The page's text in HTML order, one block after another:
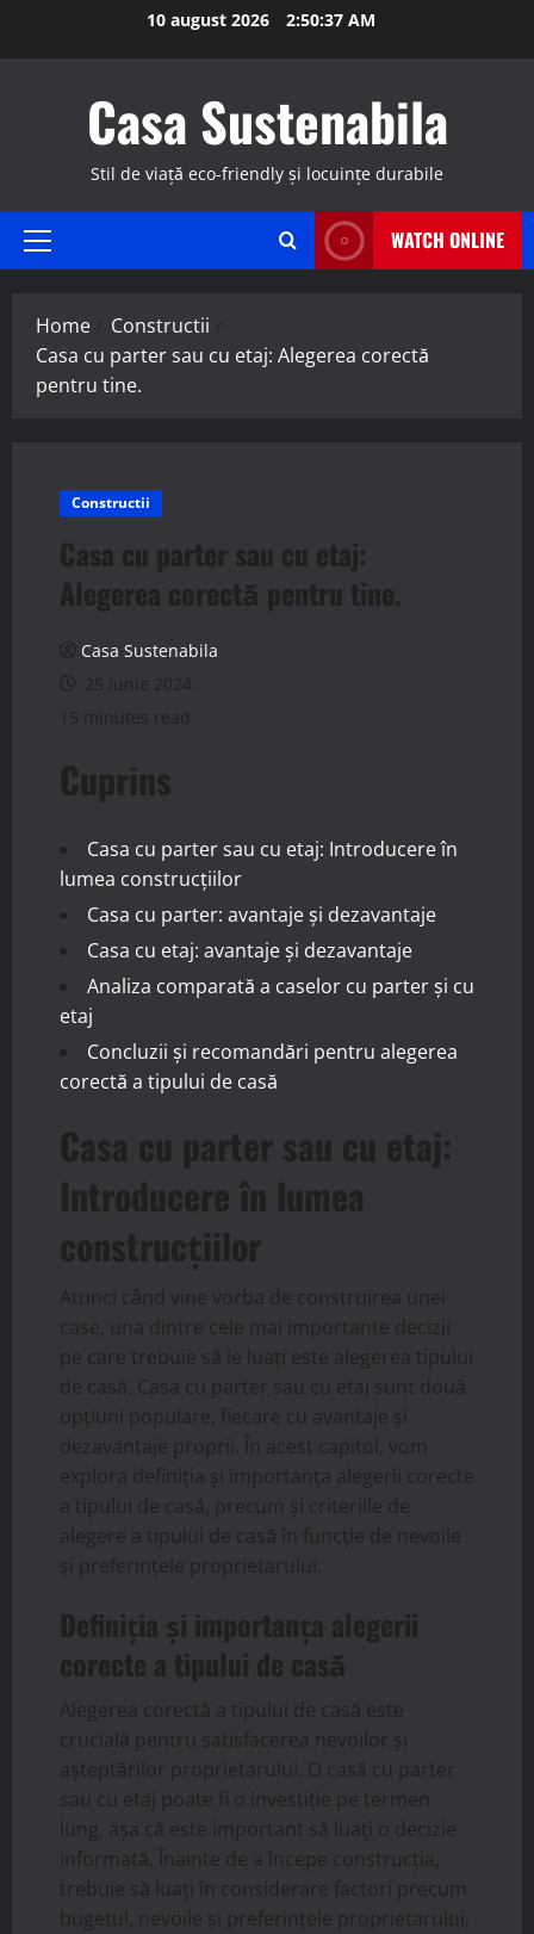
10 august 2026 2:50:38 AM
Casa Sustenabila
Stil de viață eco-friendly și locuințe durabile
Primary
WATCH ONLINE
Home
Constructii
Casa cu parter sau cu etaj: Alegerea corectă
pentru tine.
Constructii
Casa cu parter sau cu etaj:
Alegerea corectă pentru tine.
Casa Sustenabila
25 iunie 2024
15 minutes read
Cuprins
Casa cu parter sau cu etaj: Introducere în
lumea construcțiilor
Casa cu parter: avantaje și dezavantaje
Casa cu etaj: avantaje și dezavantaje
Analiza comparată a caselor cu parter și cu
etaj
Concluzii și recomandări pentru alegerea
corectă a tipului de casă
Casa cu parter sau cu etaj:
Introducere în lumea
construcțiilor
Atunci când vine vorba de construirea unei
case, una dintre cele mai importante decizii
pe care trebuie să le luați este alegerea tipului
de casă. Casa cu parter sau cu etaj sunt două
opțiuni populare, fiecare cu avantaje și
dezavantaje proprii. În acest capitol, vom
explora definiția și importanța alegerii corecte
a tipului de casă, precum și criteriile de
alegere a tipului de casă în funcție de nevoile
și preferințele proprietarului.
Definiția și importanța alegerii
corecte a tipului de casă
Alegerea corectă a tipului de casă este
crucială pentru satisfacerea nevoilor și
așteptărilor proprietarului. O casă cu parter
sau cu etaj poate fi o investiție pe termen
lung, așa că este important să luați o decizie
informată. Înainte de a începe construcția,
trebuie să luați în considerare factori precum
bugetul, nevoile și preferințele proprietarului,